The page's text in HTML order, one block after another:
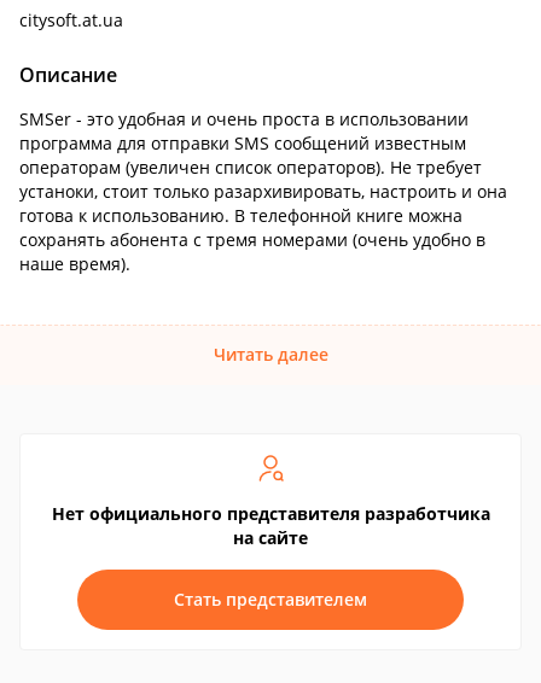
citysoft.at.ua
Описание
SMSer - это удобная и очень проста в использовании
программа для отправки SMS сообщений известным
операторам (увеличен список операторов). Не требует
устаноки, стоит только разархивировать, настроить и она
готова к использованию. В телефонной книге можна
сохранять абонента с тремя номерами (очень удобно в
наше время).
Читать далее
Нет официального представителя разработчика
на сайте
Стать представителем